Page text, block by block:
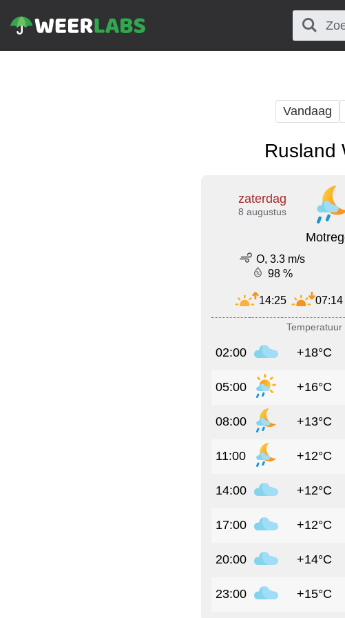
Vandaag
Rusland
zaterdag
8 augustus
O, 3.3 m/s
98 %
14:25 07:14
Temperatuur
02:00 +18°C
05:00 +16°C
08:00 +13°C
11:00 +12°C
14:00 +12°C
17:00 +12°C
20:00 +14°C
23:00 +15°C